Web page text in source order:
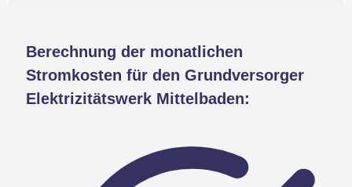
Berechnung der monatlichen
Stromkosten für den Grundversorger
Elektrizitätswerk Mittelbaden: